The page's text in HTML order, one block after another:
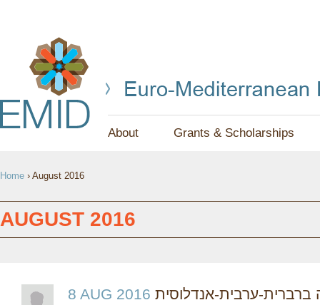
About Grants & Scholarships
U
A
Home › August 2016
AUGUST 2016
8 AUG 2016 ברברית-ערבית-אנדלוסית